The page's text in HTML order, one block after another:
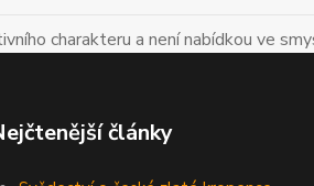
charakteru a není nabídkou ve
články